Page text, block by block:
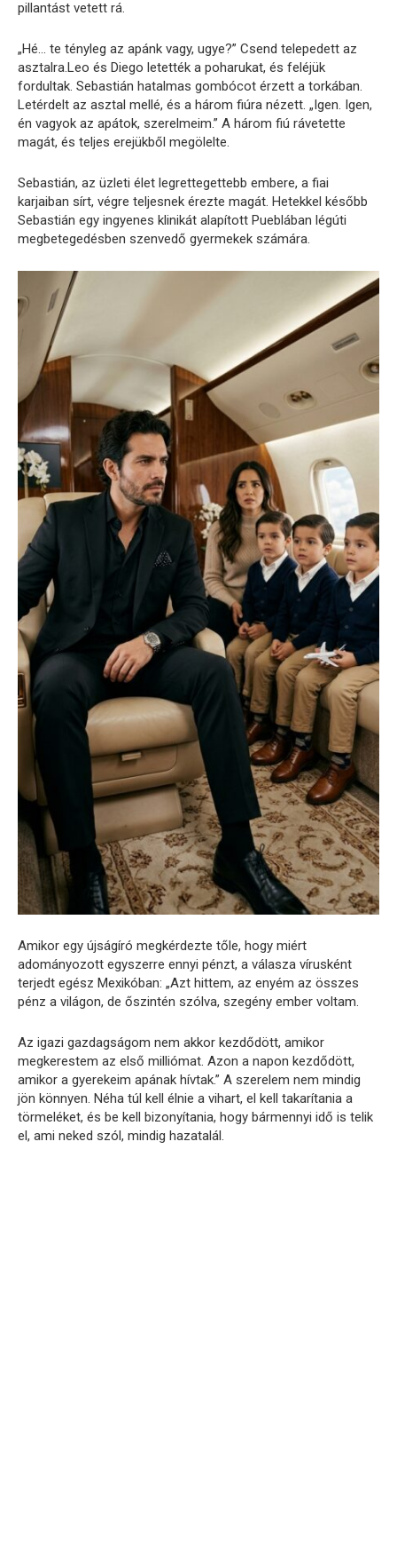
pillantást vetett rá.
„Hé… te tényleg az apánk vagy, ugye?” Csend telepedett az
asztalra.Leo és Diego letették a poharukat, és feléjük
fordultak. Sebastián hatalmas gombócot érzett a torkában.
Letérdelt az asztal mellé, és a három fiúra nézett. „Igen. Igen,
én vagyok az apátok, szerelmeim.” A három fiú rávetette
magát, és teljes erejükből megölelte.
Sebastián, az üzleti élet legrettegettebb embere, a fiai
karjaiban sírt, végre teljesnek érezte magát. Hetekkel később
Sebastián egy ingyenes klinikát alapított Pueblában légúti
megbetegedésben szenvedő gyermekek számára.
Amikor egy újságíró megkérdezte tőle, hogy miért
adományozott egyszerre ennyi pénzt, a válasza vírusként
terjedt egész Mexikóban: „Azt hittem, az enyém az összes
pénz a világon, de őszintén szólva, szegény ember voltam.
Az igazi gazdagságom nem akkor kezdődött, amikor
megkerestem az első milliómat. Azon a napon kezdődött,
amikor a gyerekeim apának hívtak.” A szerelem nem mindig
jön könnyen. Néha túl kell élnie a vihart, el kell takarítania a
törmeléket, és be kell bizonyítania, hogy bármennyi idő is telik
el, ami neked szól, mindig hazatalál.